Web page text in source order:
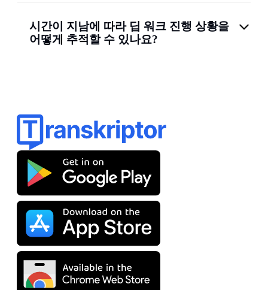
시간이 지남에 따라 딥 워크 진행 상황을
어떻게 추적할 수 있나요?